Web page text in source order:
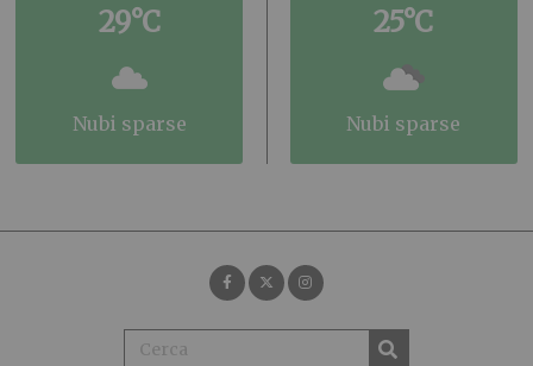
29°C
nubi sparse
25°C
nubi sparse